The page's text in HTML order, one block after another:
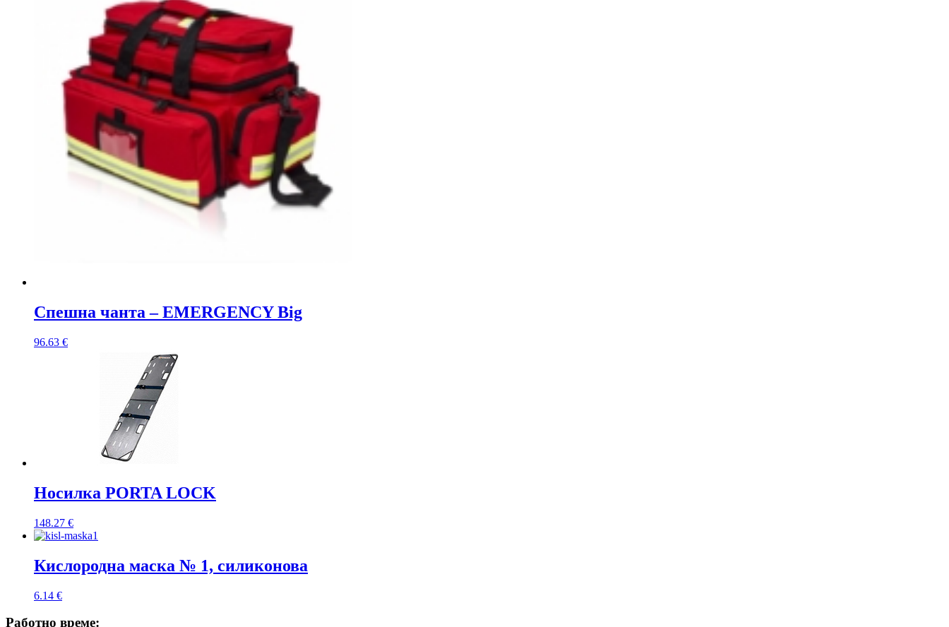
Спешна чанта – EMERGENCY Big
96.63 €
Носилка PORTA LOCK
148.27 €
Кислородна маска № 1, силиконова
6.14 €
Работно време: